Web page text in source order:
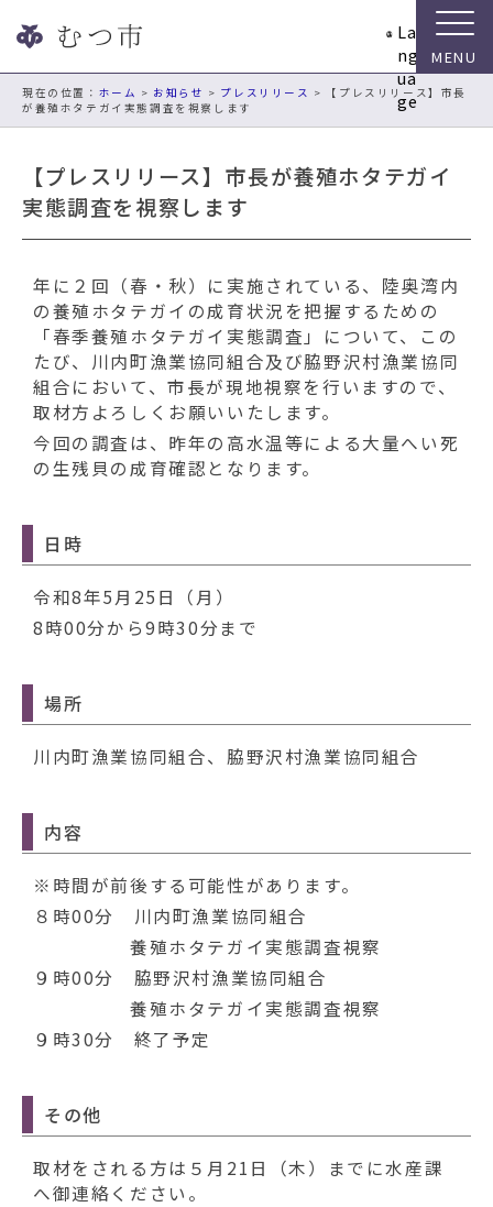
ビ
La
ng
ua
ge
現在の位置： ホーム > お知らせ > プレスリリース > 【プレスリリース】市長
が養殖ホタテガイ実態調査を視察します
【プレスリリース】市長が養殖ホタテガイ
実態調査を視察します
年に２回（春・秋）に実施されている、陸奥湾内
の養殖ホタテガイの成育状況を把握するための
「春季養殖ホタテガイ実態調査」について、この
たび、川内町漁業協同組合及び脇野沢村漁業協同
組合において、市長が現地視察を行いますので、
取材方よろしくお願いいたします。
今回の調査は、昨年の高水温等による大量へい死
の生残貝の成育確認となります。
日時
令和8年5月25日（月）
8時00分から9時30分まで
場所
川内町漁業協同組合、脇野沢村漁業協同組合
内容
※時間が前後する可能性があります。
８時00分 川内町漁業協同組合
養殖ホタテガイ実態調査視察
９時00分 脇野沢村漁業協同組合
養殖ホタテガイ実態調査視察
９時30分 終了予定
その他
取材をされる方は５月21日（木）までに水産課
へ御連絡ください。